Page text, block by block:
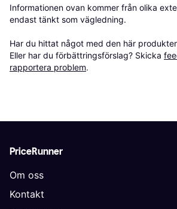
Informationen ovan kommer från olika
endast tänkt som vägledning.
Har du hittat något med den här
Eller har du förbättringsförslag? Skicka
rapportera problem.
PriceRunner
Om oss
Kontakt